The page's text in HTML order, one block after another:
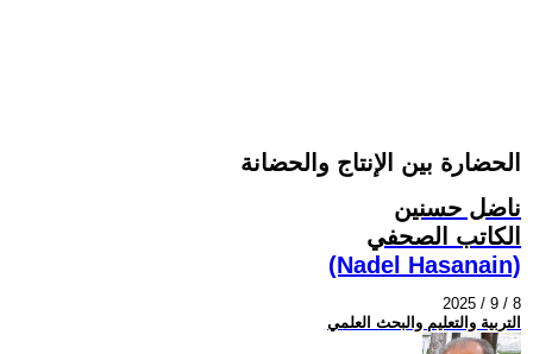
الحضارة بين الإنتاج والحضانة
ناضل حسنين
الكاتب الصحفي
(Nadel Hasanain)
2025 / 9 / 8
التربية والتعليم والبحث العلمي